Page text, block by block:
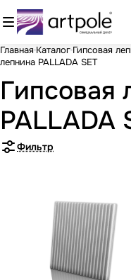
Главная Каталог Гипсовая
лепнина PALLADA SET
Гипсовая
PALLADA
Фильтр